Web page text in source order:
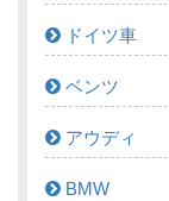
ドイツ車
ベンツ
アウディ
BMW